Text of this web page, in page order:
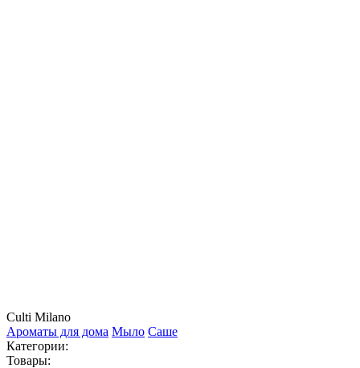
Culti Milano
Ароматы для дома Мыло Саше
Категории:
Товары: